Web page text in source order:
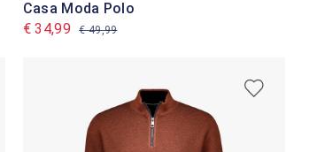
Casa Moda Polo
€ 34,99
€ 49,99